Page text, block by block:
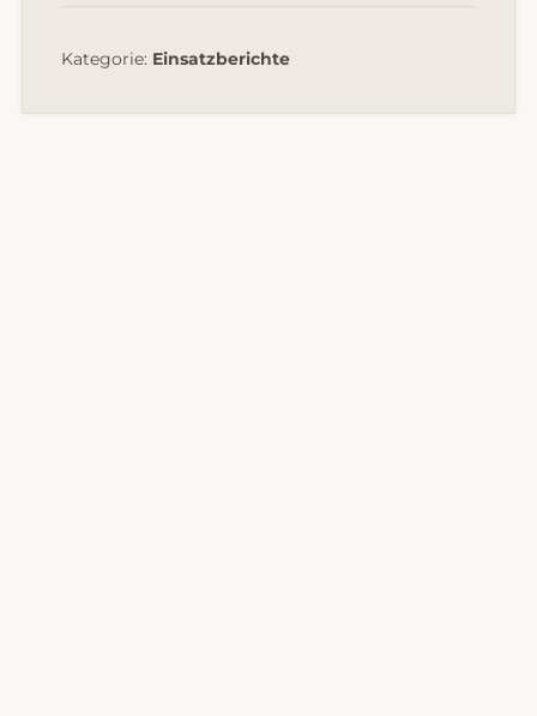
Kategorie: Einsatzberichte